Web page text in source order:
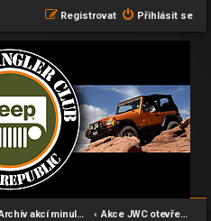
Přihlásit se
Registrovat
Archív akcí minulých let Akce JWC otevřené i nečlenům - 2021